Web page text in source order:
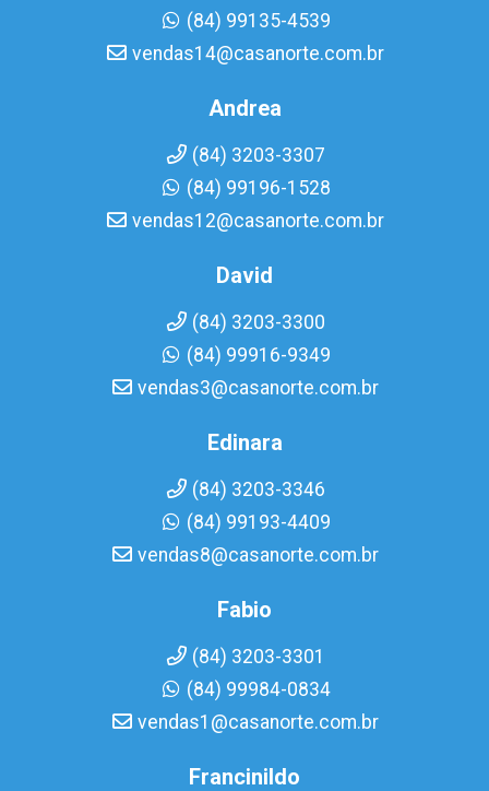
(84) 99135-4539
vendas14@casanorte.com.br
Andrea
(84) 3203-3307
(84) 99196-1528
vendas12@casanorte.com.br
David
(84) 3203-3300
(84) 99916-9349
vendas3@casanorte.com.br
Edinara
(84) 3203-3346
(84) 99193-4409
vendas8@casanorte.com.br
Fabio
(84) 3203-3301
(84) 99984-0834
vendas1@casanorte.com.br
Francinildo